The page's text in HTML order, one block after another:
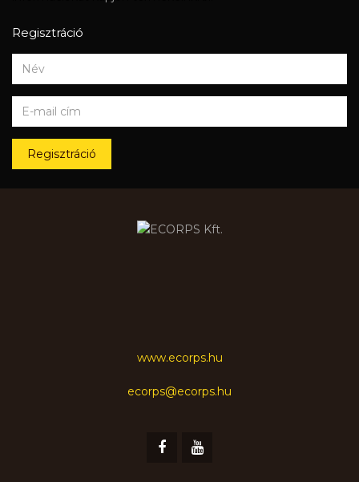
Regisztráció
Regisztráció
www.ecorps.hu
ecorps@ecorps.hu